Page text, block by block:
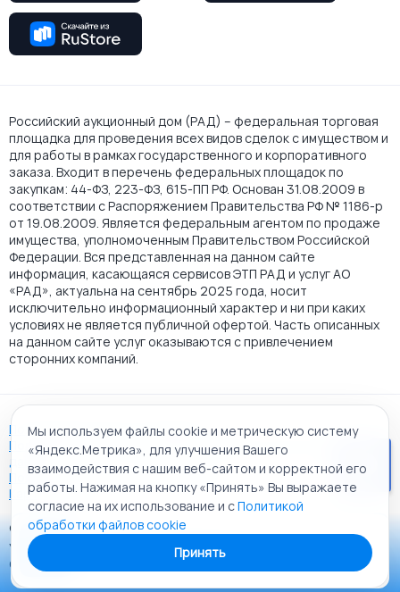
Российский аукционный дом (РАД) – федеральная торговая
площадка для проведения всех видов сделок с имуществом и
для работы в рамках государственного и корпоративного
заказа. Входит в перечень федеральных площадок по
закупкам: 44-ФЗ, 223-ФЗ, 615-ПП РФ. Основан 31.08.2009 в
соответствии с Распоряжением Правительства РФ № 1186-р
от 19.08.2009. Является федеральным агентом по продаже
имущества, уполномоченным Правительством Российской
Федерации. Вся представленная на данном сайте
информация, касающаяся сервисов ЭТП РАД и услуг АО
«РАД», актуальна на сентябрь 2025 года, носит
исключительно информационный характер и ни при каких
условиях не является публичной офертой. Часть описанных
на данном сайте услуг оказываются с привлечением
сторонних компаний.
Пользовательское соглашение
Политика АО "РАД" в отношении обработки персональных
данных
Политика обработки файлов cookie
Карта сайта
© 2009 - 2026 АО «Российский аукционный дом»
универсальная торговая площадка. Все права защищены.
Создание сайта: Alt It Solutions
Мы используем файлы cookie и метрическую систему
«Яндекс.Метрика», для улучшения Вашего
взаимодействия с нашим веб-сайтом и корректной его
работы. Нажимая на кнопку «Принять» Вы выражаете
согласие на их использование и сПолитикой
обработки файлов cookie
Принять
Приложение «РАД Каталог»
Теперь у вас в кармане все торги ЭТП РАД Lot-online